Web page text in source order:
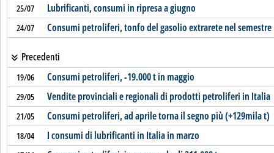
25/07 Lubrificanti, consumi in ripresa a giugno
24/07 Consumi petroliferi, tonfo del gasolio extrarete nel semestre
Precedenti
19/06 Consumi petroliferi, -19.000 t in maggio
29/05 Vendite provinciali e regionali di prodotti petroliferi in Italia
21/05 Consumi petroliferi, ad aprile torna il segno più (+129mila t)
18/04 I consumi di lubrificanti in Italia in marzo